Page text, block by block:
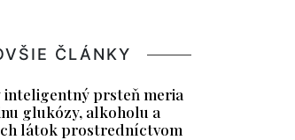
ČLÁNKY
inteligentný prsteň meria
glukózy, alkoholu a
látok prostredníctvom